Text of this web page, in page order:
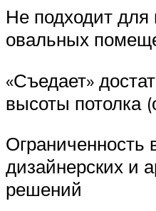
Не подходит для
овальных
«Съедает»
высоты потолка
Ограниченность
дизайнерских и
решений